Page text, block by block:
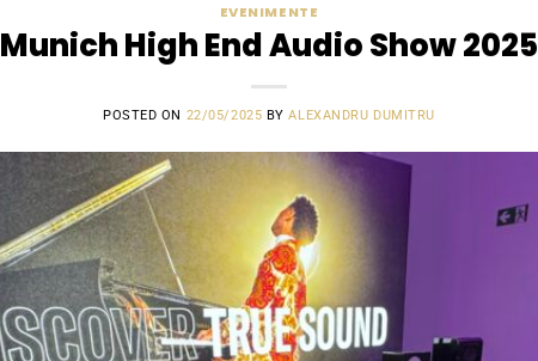
EVENIMENTE
Munich High End Audio Show 2025
POSTED ON 22/05/2025 BYALEXANDRU DUMITRU